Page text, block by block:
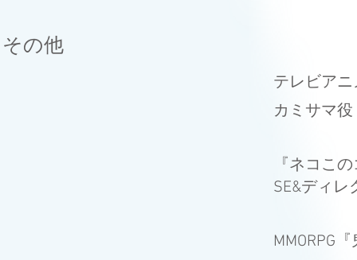
その他
テレビア
​カミサマ役
『ネコこ
SE&ディレ
MMORPG